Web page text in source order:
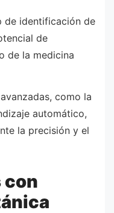
de identificación de
de
de la medicina
como la
automático,
la precisión y el
con